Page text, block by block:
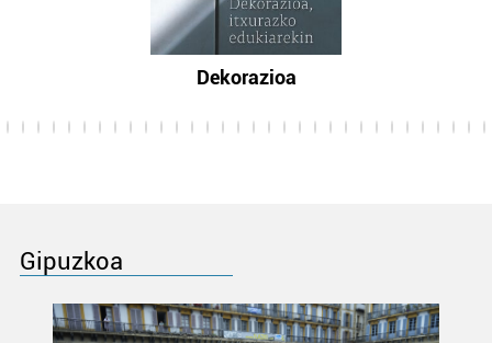
Dekorazioa
Gipuzkoa